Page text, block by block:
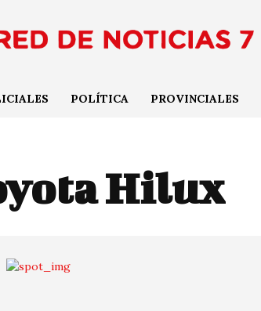
POLÍTICA PROVINCIALES
Hilux